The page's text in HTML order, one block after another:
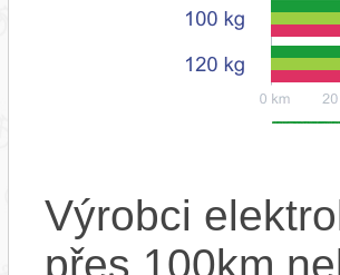
Výrobci
přes 100km